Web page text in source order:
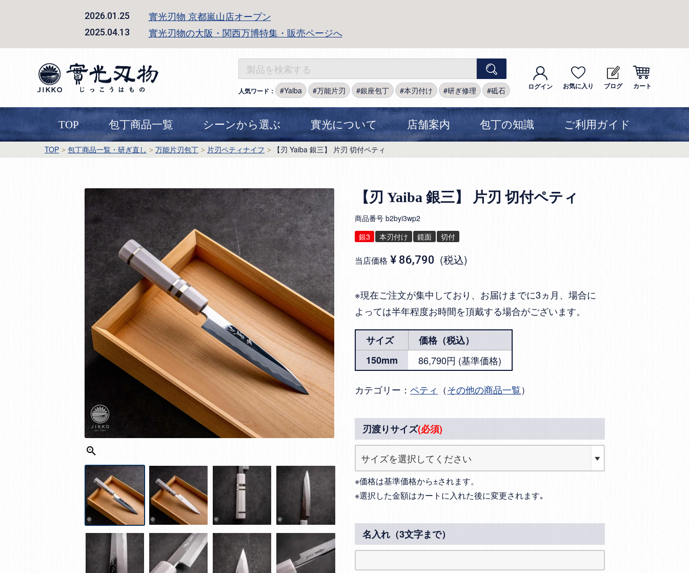
2026.01.25 實光刃物 京都嵐山店オープン
2025.04.13 實光刃物の大阪・関西万博特集・販売ページへ
人気ワード： Yaiba 万能片刃 銀座包丁 本刃付け 研ぎ修理 砥石 ログイン お気に入り ブログ カート
TOP 包丁商品一覧 シーンから選ぶ 實光について 店舗案内 包丁の知識 ご利用ガイド
TOP 包丁商品一覧・研ぎ直し 万能片刃包丁 片刃ペティナイフ 【刃 Yaiba 銀三】 片刃 切付ペティ
【刃 Yaiba 銀三】 片刃 切付ペティ
商品番号 b2byi3wp2
銀3 本刃付け 鏡面 切付
当店価格 ¥ 86,790 税込
※現在ご注文が集中しており、お届けまでに3ヵ月、場合に
よっては半年程度お時間を頂戴する場合がございます。
サイズ
価格（税込）
150mm
86,790円 (基準価格)
カテゴリー：ペティ （その他の商品一覧）
刃渡りサイズ(必須)
※価格は基準価格から±されます。
※選択した金額はカートに入れた後に変更されます｡
名入れ（3文字まで）